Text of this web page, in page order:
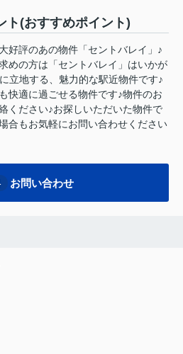
ト(おすすめポイント)
好評のあの物件「セントバレイ」♪
めの方は「セントバレイ」はいかが
立地する、魅力的な駅近物件です♪
快適に過ごせる物件です♪物件のお
ください♪お探しいただいた物件で
合もお気軽にお問い合わせください
お問い合わせ